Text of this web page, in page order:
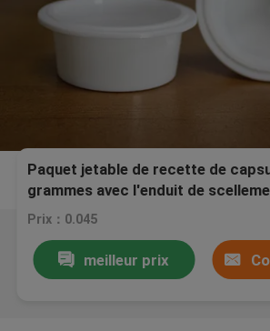
Paquet jetable de recette de
grammes avec l'enduit de
masque d'argile de bulle
Prix：0.045
meilleur prix